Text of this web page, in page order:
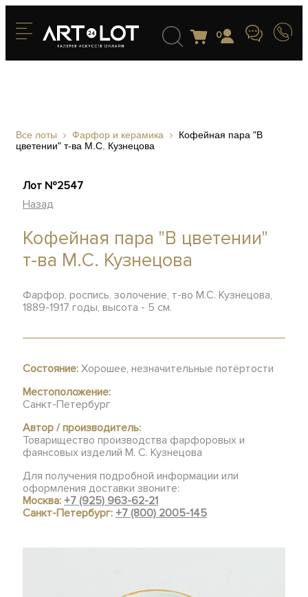
0
Все лоты Фарфор и керамика
Кофейная пара "В
цветении" т-ва М.С. Кузнецова
Лот №2547
Назад
Кофейная пара "В цветении"
т-ва М.С. Кузнецова
Фарфор, роспись, золочение, т-во М.С. Кузнецова,
1889-1917 годы, высота - 5 см.
Состояние: Хорошее, незначительные потёртости
Местоположение:
Санкт-Петербург
Автор / производитель:
Товарищество производства фарфоровых и
фаянсовых изделий М. С. Кузнецова
Для получения подробной информации или
оформления доставки звоните:
Москва:+7 (925) 963-62-21
Санкт-Петербург:+7 (800) 2005-145